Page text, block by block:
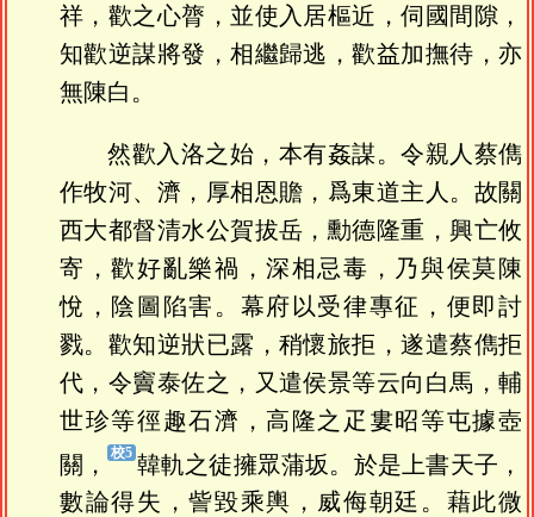
祥，歡之心膂，並使入居樞近，伺國間隙，
知歡逆謀將發，相繼歸逃，歡益加撫待，亦
無陳白。
然歡入洛之始，本有姦謀。令親人蔡儁
作牧河、濟，厚相恩贍，爲東道主人。故關
西大都督清水公賀拔岳，勳德隆重，興亡攸
寄，歡好亂樂禍，深相忌毒，乃與侯莫陳
悅，陰圖陷害。幕府以受律專征，便即討
戮。歡知逆狀已露，稍懷旅拒，遂遣蔡儁拒
代，令竇泰佐之，又遣侯景等云向白馬，輔
世珍等徑趣石濟，高隆之疋婁昭等屯據壺
關，
韓軌之徒擁眾蒲坂。於是上書天子，
數論得失，訾毀乘輿，威侮朝廷。藉此微